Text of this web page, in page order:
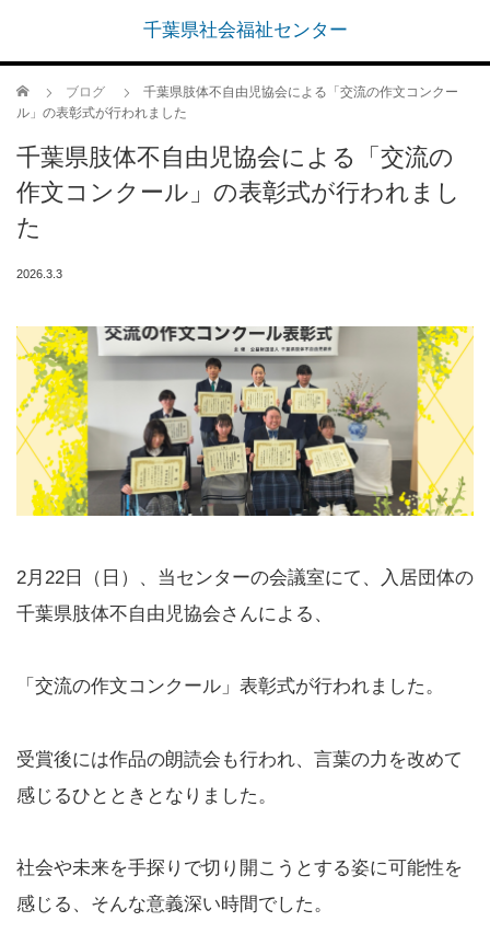
千葉県社会福祉センター
ホーム ブログ
千葉県肢体不自由児協会による「交流の作文コンクー
ル」の表彰式が行われました
千葉県肢体不自由児協会による「交流の
作文コンクール」の表彰式が行われまし
た
2026.3.3
2月22日（日）、当センターの会議室にて、入居団体の
千葉県肢体不自由児協会さんによる、
「交流の作文コンクール」表彰式が行われました。
受賞後には作品の朗読会も行われ、言葉の力を改めて
感じるひとときとなりました。
社会や未来を手探りで切り開こうとする姿に可能性を
感じる、そんな意義深い時間でした。